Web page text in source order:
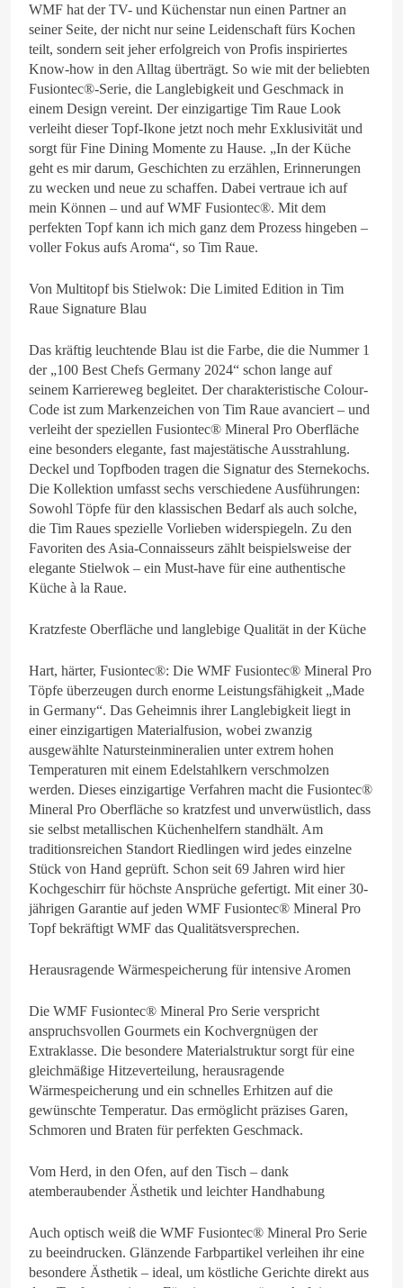
WMF hat der TV- und Küchenstar nun einen Partner an
seiner Seite, der nicht nur seine Leidenschaft fürs Kochen
teilt, sondern seit jeher erfolgreich von Profis inspiriertes
Know-how in den Alltag überträgt. So wie mit der beliebten
Fusiontec®-Serie, die Langlebigkeit und Geschmack in
einem Design vereint. Der einzigartige Tim Raue Look
verleiht dieser Topf-Ikone jetzt noch mehr Exklusivität und
sorgt für Fine Dining Momente zu Hause. „In der Küche
geht es mir darum, Geschichten zu erzählen, Erinnerungen
zu wecken und neue zu schaffen. Dabei vertraue ich auf
mein Können – und auf WMF Fusiontec®. Mit dem
perfekten Topf kann ich mich ganz dem Prozess hingeben –
voller Fokus aufs Aroma“, so Tim Raue.
Von Multitopf bis Stielwok: Die Limited Edition in Tim
Raue Signature Blau
Das kräftig leuchtende Blau ist die Farbe, die die Nummer 1
der „100 Best Chefs Germany 2024“ schon lange auf
seinem Karriereweg begleitet. Der charakteristische Colour-
Code ist zum Markenzeichen von Tim Raue avanciert – und
verleiht der speziellen Fusiontec® Mineral Pro Oberfläche
eine besonders elegante, fast majestätische Ausstrahlung.
Deckel und Topfboden tragen die Signatur des Sternekochs.
Die Kollektion umfasst sechs verschiedene Ausführungen:
Sowohl Töpfe für den klassischen Bedarf als auch solche,
die Tim Raues spezielle Vorlieben widerspiegeln. Zu den
Favoriten des Asia-Connaisseurs zählt beispielsweise der
elegante Stielwok – ein Must-have für eine authentische
Küche à la Raue.
Kratzfeste Oberfläche und langlebige Qualität in der Küche
Hart, härter, Fusiontec®: Die WMF Fusiontec® Mineral Pro
Töpfe überzeugen durch enorme Leistungsfähigkeit „Made
in Germany“. Das Geheimnis ihrer Langlebigkeit liegt in
einer einzigartigen Materialfusion, wobei zwanzig
ausgewählte Natursteinmineralien unter extrem hohen
Temperaturen mit einem Edelstahlkern verschmolzen
werden. Dieses einzigartige Verfahren macht die Fusiontec®
Mineral Pro Oberfläche so kratzfest und unverwüstlich, dass
sie selbst metallischen Küchenhelfern standhält. Am
traditionsreichen Standort Riedlingen wird jedes einzelne
Stück von Hand geprüft. Schon seit 69 Jahren wird hier
Kochgeschirr für höchste Ansprüche gefertigt. Mit einer 30-
jährigen Garantie auf jeden WMF Fusiontec® Mineral Pro
Topf bekräftigt WMF das Qualitätsversprechen.
Herausragende Wärmespeicherung für intensive Aromen
Die WMF Fusiontec® Mineral Pro Serie verspricht
anspruchsvollen Gourmets ein Kochvergnügen der
Extraklasse. Die besondere Materialstruktur sorgt für eine
gleichmäßige Hitzeverteilung, herausragende
Wärmespeicherung und ein schnelles Erhitzen auf die
gewünschte Temperatur. Das ermöglicht präzises Garen,
Schmoren und Braten für perfekten Geschmack.
Vom Herd, in den Ofen, auf den Tisch – dank
atemberaubender Ästhetik und leichter Handhabung
Auch optisch weiß die WMF Fusiontec® Mineral Pro Serie
zu beeindrucken. Glänzende Farbpartikel verleihen ihr eine
besondere Ästhetik – ideal, um köstliche Gerichte direkt aus